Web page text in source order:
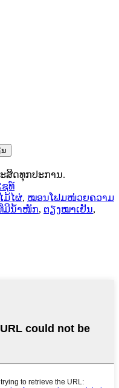
ະສິດທຸກປະການ.
ຊທ໌
ມ້ໄຜ່, ໝອນໂຟມໜ່ວຍຄວາມ
ມີນ້ຳໜັກ, ຕຽງໝາເຢັນ,